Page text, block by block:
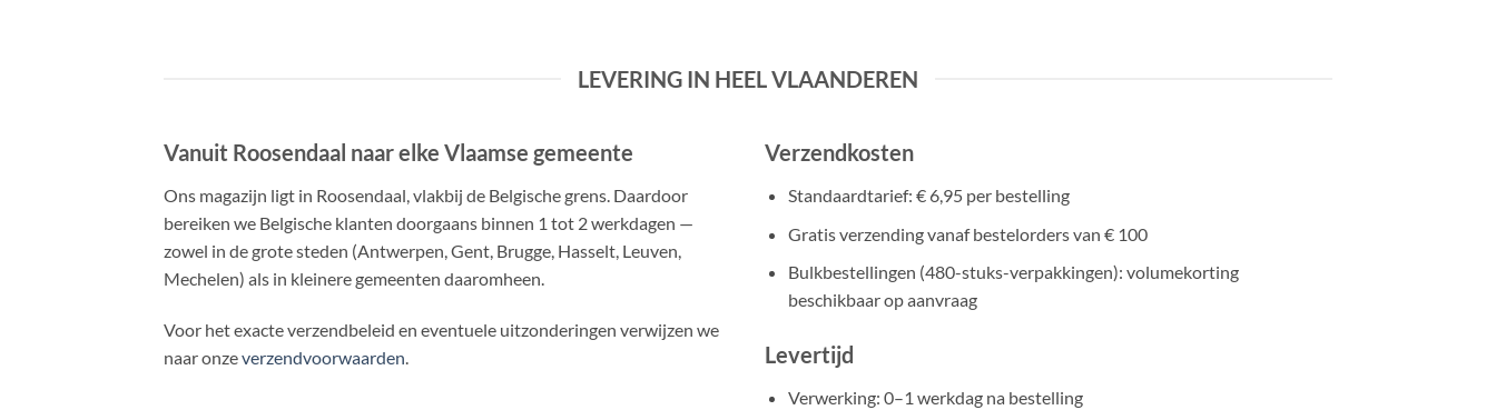
LEVERING IN HEEL VLAANDEREN
Vanuit Roosendaal naar elke Vlaamse gemeente
Ons magazijn ligt in Roosendaal, vlakbij de Belgische grens. Daardoor
bereiken we Belgische klanten doorgaans binnen 1 tot 2 werkdagen —
zowel in de grote steden (Antwerpen, Gent, Brugge, Hasselt, Leuven,
Mechelen) als in kleinere gemeenten daaromheen.
Voor het exacte verzendbeleid en eventuele uitzonderingen verwijzen we
naar onzeverzendvoorwaarden
Verzendkosten
Standaardtarief: € 6,95 per bestelling
Gratis verzending vanaf bestelorders van € 100
Bulkbestellingen (480-stuks-verpakkingen): volumekorting
beschikbaar op aanvraag
Levertijd
Verwerking: 0–1 werkdag na bestelling